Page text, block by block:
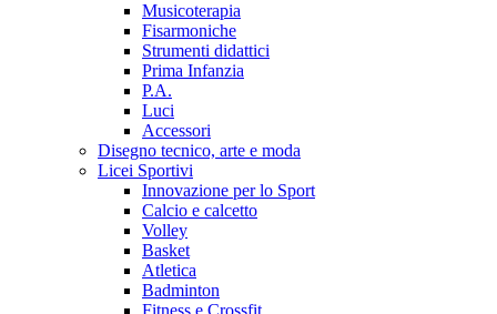
Musicoterapia
Fisarmoniche
Strumenti didattici
Prima Infanzia
P.A.
Luci
Accessori
Disegno tecnico, arte e moda
Licei Sportivi
Innovazione per lo Sport
Calcio e calcetto
Volley
Basket
Atletica
Badminton
Fitness e Crossfit